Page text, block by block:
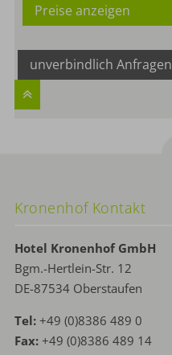
Preise anzeigen
unverbindlich Anfragen
Kronenhof Kontakt
Hotel Kronenhof GmbH
Bgm.-Hertlein-Str. 12
DE-87534 Oberstaufen
Tel: +49 (0)8386 489 0
Fax: +49 (0)8386 489 14